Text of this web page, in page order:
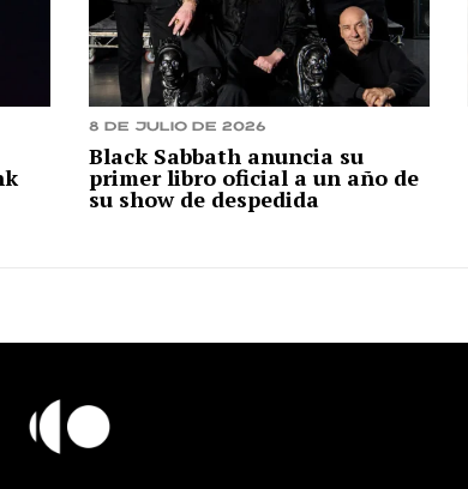
8 de julio de 2026
Black Sabbath anuncia su
primer libro oficial a un año de
su show de despedida